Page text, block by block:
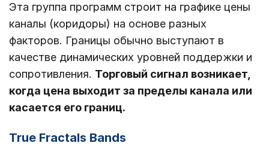
Эта группа программ строит на графике цены
каналы (коридоры) на основе разных
факторов. Границы обычно выступают в
качестве динамических уровней поддержки и
сопротивления. Торговый сигнал возникает,
когда цена выходит за пределы канала или
касается его границ.
True Fractals Bands